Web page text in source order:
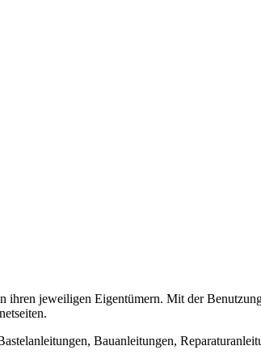
jeweiligen Eigentümern. Mit der
Bauanleitungen,